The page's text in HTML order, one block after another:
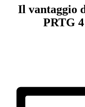
Il vantaggio
PRTG